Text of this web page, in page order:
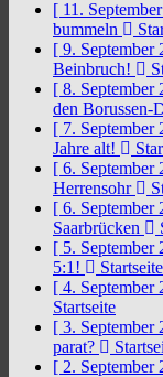
[ 11.
bummeln
[ 9. September
Beinbruch!
[ 8. September
den Borussen-
[ 7. September
Jahre alt!
[ 6. September
Herrensohr
[ 6. September
Saarbrücken
[ 5. September
5:1!
Startseite
[ 4. September
Startseite
[ 3. September
parat?
[ 2. September